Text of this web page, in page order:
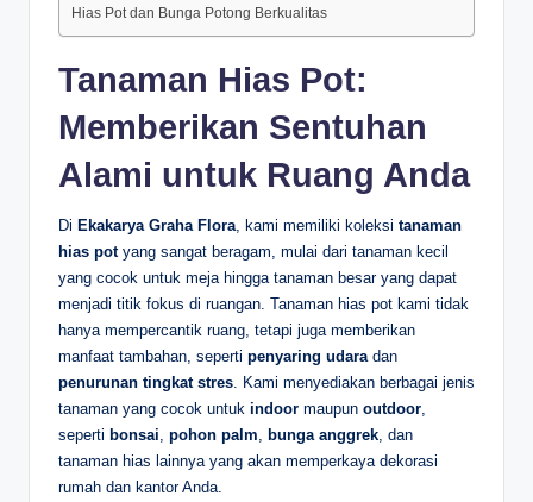
Hias Pot dan Bunga Potong Berkualitas
Tanaman Hias Pot:
Memberikan Sentuhan
Alami untuk Ruang Anda
Di Ekakarya Graha Flora , kami memiliki koleksi tanaman
hias potyang sangat beragam, mulai dari tanaman kecil
yang cocok untuk meja hingga tanaman besar yang dapat
menjadi titik fokus di ruangan. Tanaman hias pot kami tidak
hanya mempercantik ruang, tetapi juga memberikan
manfaat tambahan, seperti penyaring udara dan
penurunan tingkat stres . Kami menyediakan berbagai jenis
tanaman yang cocok untuk indoor maupun outdoor
seperti bonsai pohon palm bunga anggrek , dan
tanaman hias lainnya yang akan memperkaya dekorasi
rumah dan kantor Anda.